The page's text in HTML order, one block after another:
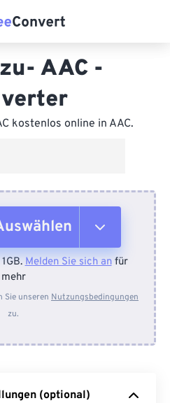
AAC -
kostenlos online in AAC.
Melden Sie sich anfür
mehr
Sie unseren Nutzungsbedingungen
zu.
(optional)